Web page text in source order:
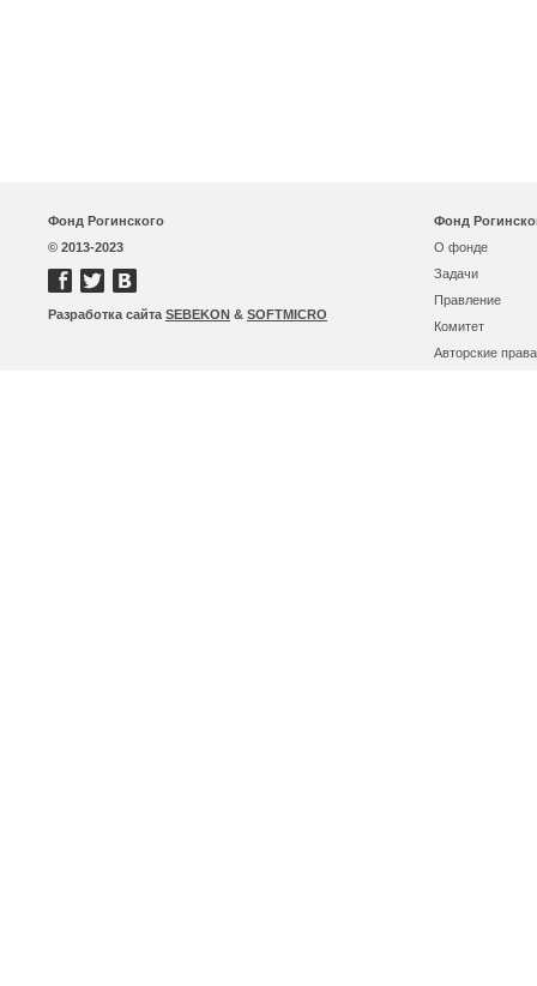
Фонд Рогинского
© 2013-2023
Разработка сайта SEBEKON & SOFTMICRO
Фонд
О фонде
Задачи
Правление
Комитет
Авторские права